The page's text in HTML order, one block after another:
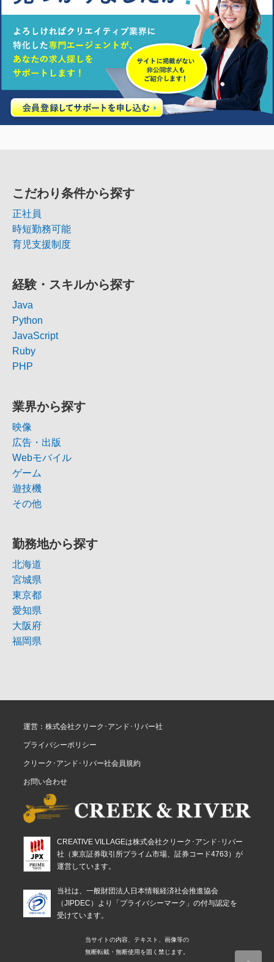
こだわり条件から探す
正社員
時短勤務可能
育児支援制度
経験・スキルから探す
Java
Python
JavaScript
Ruby
PHP
業界から探す
映像
広告・出版
Webモバイル
ゲーム
遊技機
その他
勤務地から探す
北海道
宮城県
東京都
愛知県
大阪府
福岡県
運営：株式会社クリーク･アンド･リバー社
プライバシーポリシー
クリーク･アンド･リバー社会員規約
お問い合わせ
CREATIVE VILLAGEは株式会社クリーク･アンド･リバー
社（東京証券取引所プライム市場、証券コード4763）が
運営しています。
当社は、一般財団法人日本情報経済社会推進協会
（JIPDEC）より「プライバシーマーク」の付与認定を
受けています。
当サイトの内容、テキスト、画像等の
無断転載・無断使用を固く禁じます。